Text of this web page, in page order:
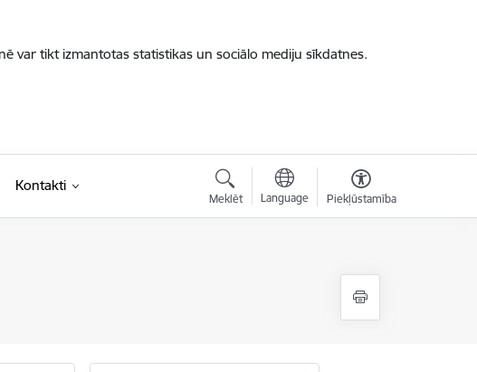
var tikt izmantotas statistikas un sociālo mediju sīkdatnes.
saite)
Kontakti
Meklēt Language Piekļūstamība